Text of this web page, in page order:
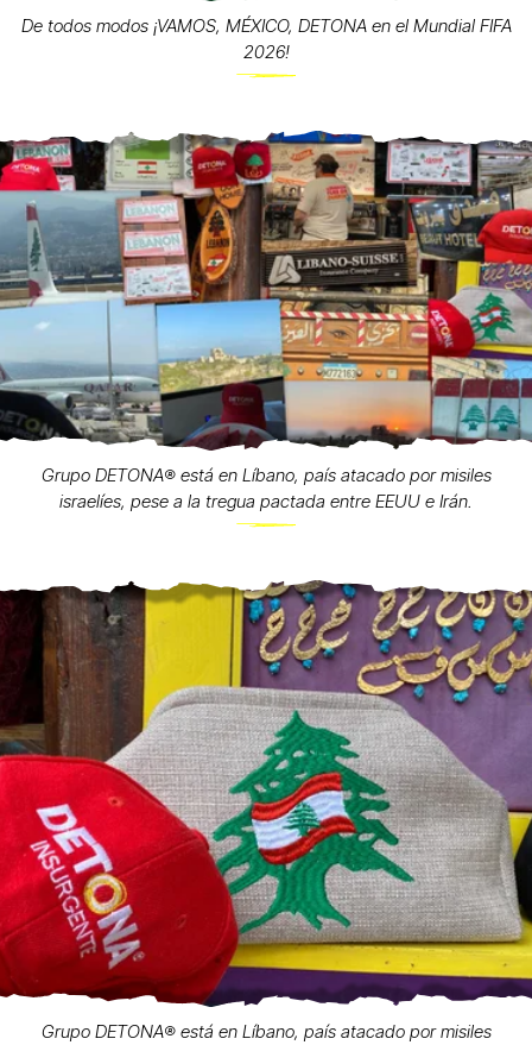
De todos modos ¡VAMOS, MÉXICO, DETONA en el Mundial FIFA
2026!
Grupo DETONA®️ está en Líbano, país atacado por misiles
israelíes, pese a la tregua pactada entre EEUU e Irán.
Grupo DETONA®️ está en Líbano, país atacado por misiles